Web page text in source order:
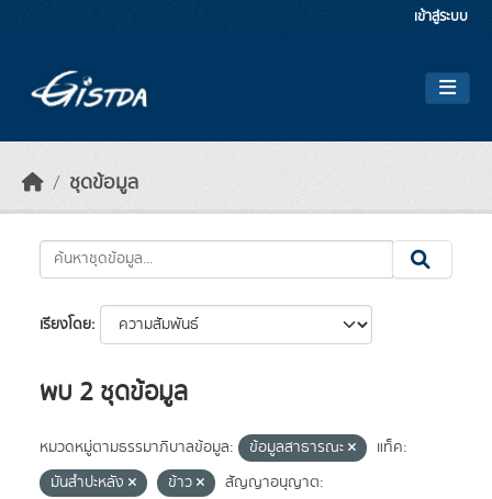
เข้าสู่ระบบ
ชุดข้อมูล
เรียงโดย
พบ 2 ชุดข้อมูล
หมวดหมู่ตามธรรมาภิบาลข้อมูล: ข้อมูลสาธารณะ
แท็ค:
มันสำปะหลัง
ข้าว
สัญญาอนุญาต: